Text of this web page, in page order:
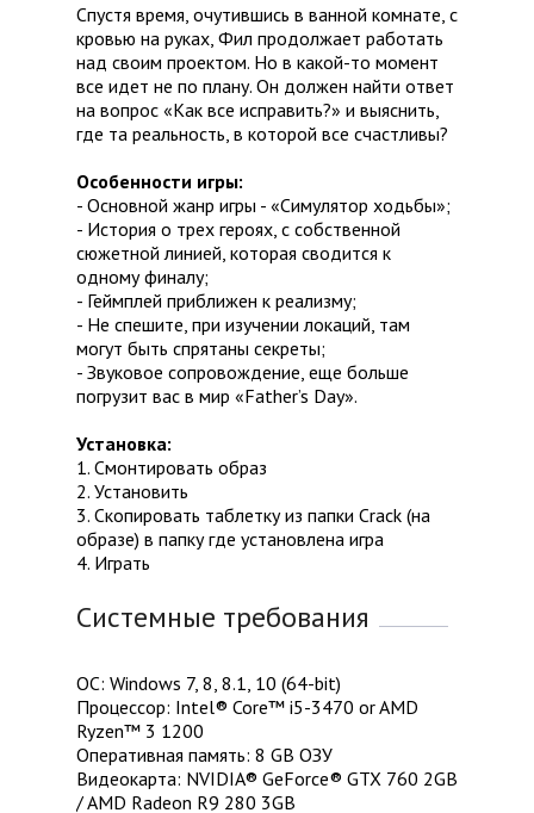
Спустя время, очутившись в ванной комнате, с
кровью на руках, Фил продолжает работать
над своим проектом. Но в какой-то момент
все идет не по плану. Он должен найти ответ
на вопрос «Как все исправить?» и выяснить,
где та реальность, в которой все счастливы?
Особенности игры:
- Основной жанр игры - «Симулятор ходьбы»;
- История о трех героях, с собственной
сюжетной линией, которая сводится к
одному финалу;
- Геймплей приближен к реализму;
- Не спешите, при изучении локаций, там
могут быть спрятаны секреты;
- Звуковое сопровождение, еще больше
погрузит вас в мир «Father’s Day».
Установка:
1. Смонтировать образ
2. Установить
3. Скопировать таблетку из папки Crack (на
образе) в папку где установлена игра
4. Играть
Системные требования
ОС: Windows 7, 8, 8.1, 10 (64-bit)
Процессор: Intel® Core™ i5-3470 or AMD
Ryzen™ 3 1200
Оперативная память: 8 GB ОЗУ
Видеокарта: NVIDIA® GeForce® GTX 760 2GB
/ AMD Radeon R9 280 3GB